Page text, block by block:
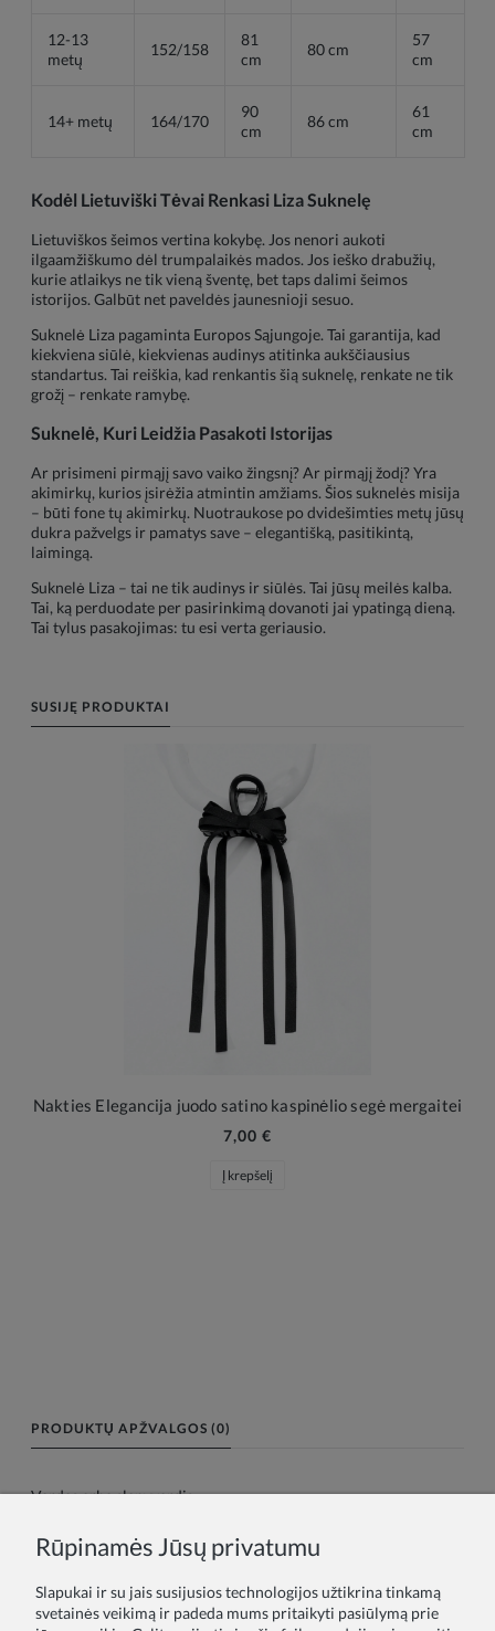
12-13
metų
152/158
81
cm
80 cm
57
cm
14+ metų 164/170
90
cm
86 cm
61
cm
Kodėl Lietuviški Tėvai Renkasi Liza Suknelę
Lietuviškos šeimos vertina kokybę. Jos nenori aukoti
ilgaamžiškumo dėl trumpalaikės mados. Jos ieško drabužių,
kurie atlaikys ne tik vieną šventę, bet taps dalimi šeimos
istorijos. Galbūt net paveldės jaunesnioji sesuo.
Suknelė Liza pagaminta Europos Sąjungoje. Tai garantija, kad
kiekviena siūlė, kiekvienas audinys atitinka aukščiausius
standartus. Tai reiškia, kad renkantis šią suknelę, renkate ne tik
grožį – renkate ramybę.
Suknelė, Kuri Leidžia Pasakoti Istorijas
Ar prisimeni pirmąjį savo vaiko žingsnį? Ar pirmąjį žodį? Yra
akimirkų, kurios įsirėžia atmintin amžiams. Šios suknelės misija
– būti fone tų akimirkų. Nuotraukose po dvidešimties metų jūsų
dukra pažvelgs ir pamatys save – elegantišką, pasitikintą,
laimingą.
Suknelė Liza – tai ne tik audinys ir siūlės. Tai jūsų meilės kalba.
Tai, ką perduodate per pasirinkimą dovanoti jai ypatingą dieną.
Tai tylus pasakojimas: tu esi verta geriausio.
SUSIJĘ PRODUKTAI
Nakties Elegancija juodo satino kaspinėlio segė mergaitei
7,00 €
Į krepšelį
PRODUKTŲ APŽVALGOS (0)
Vardas arba slapyvardis:
Rūpinamės Jūsų privatumu
Slapukai ir su jais susijusios technologijos užtikrina tinkamą
svetainės veikimą ir padeda mums pritaikyti pasiūlymą prie